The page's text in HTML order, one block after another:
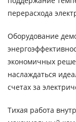
перерасхода
Оборудование
экономичных
наслаждаться
счетах за
Тихая работа